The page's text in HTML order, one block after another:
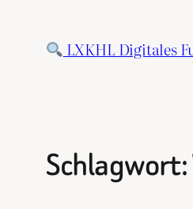
Inhalt
springen
LXKHL Digitales
Schlagwort: